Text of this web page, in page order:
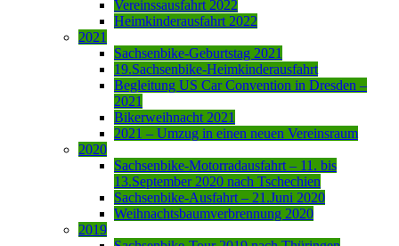
Vereinssausfahrt 2022
Heimkinderausfahrt 2022
2021
Sachsenbike-Geburtstag 2021
19.Sachsenbike-Heimkinderausfahrt
Begleitung US Car Convention in Dresden –
2021
Bikerweihnacht 2021
2021 – Umzug in einen neuen Vereinsraum
2020
Sachsenbike-Motorradausfahrt – 11. bis
13.September 2020 nach Tschechien
Sachsenbike-Ausfahrt – 21.Juni 2020
Weihnachtsbaumverbrennung 2020
2019